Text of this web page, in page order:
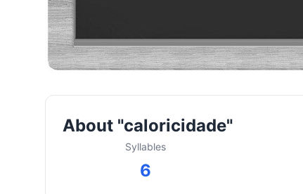
About "caloricidade"
Syllables
6